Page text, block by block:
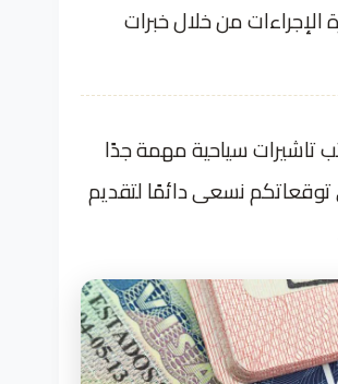
الإجراءات من خلال خبرات
تاشيرات سياحية مهمة جدًا
توقعاتكم نسعى دائمًا لتقديم